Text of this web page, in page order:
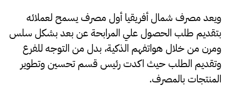
ويعد مصرف شمال أفريقيا أول مصرف يسمح لعملائه
بتقديم طلب الحصول علي المرابحة عن بعد بشكل سلس
ومرن من خلال هواتفهم الذكية، بدل من التوجه للفرع
وتقديم الطلب حيث اكدت رئيس قسم تحسين وتطوير
المنتجات بالمصرف.